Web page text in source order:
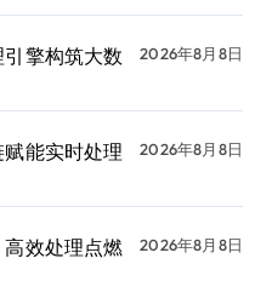
擎构筑大数
2026年8月8日
能实时处理
2026年8月8日
效处理点燃
2026年8月8日